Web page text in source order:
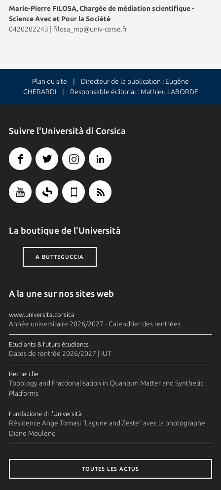
Marie-Pierre FILOSA, Chargée de médiation scientifique -
Science Avec et Pour la Société
0420202243
filosa_mp@univ-corse.fr
Plan du site | Directeur de la publication : Eugène
GHERARDI | Responsable éditorial : Mathieu LABORDE
Suivre l'Università di Corsica
La boutique de l'Università
A BUTTEGUCCIA
A la une sur nos sites web
www.universita.corsica
Année universitaire 2026/2027 - Calendrier des rentrées
Etudiants & futurs étudiants
Dates de rentrée 2026/2027 | IUT
Recherche
Topology and Fractionalisation in Quantum Matter and Synthetic
Platforms
Fundazione di l'Università
Résidence Ange Tomasi "Lagune and Zeste" avec la photographe
Diane Moulenc
TOUTES LES ACTUS